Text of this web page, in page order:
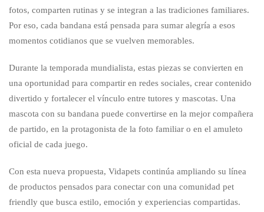
fotos, comparten rutinas y se integran a las tradiciones familiares.
Por eso, cada bandana está pensada para sumar alegría a esos
momentos cotidianos que se vuelven memorables.
Durante la temporada mundialista, estas piezas se convierten en
una oportunidad para compartir en redes sociales, crear contenido
divertido y fortalecer el vínculo entre tutores y mascotas. Una
mascota con su bandana puede convertirse en la mejor compañera
de partido, en la protagonista de la foto familiar o en el amuleto
oficial de cada juego.
Con esta nueva propuesta, Vidapets continúa ampliando su línea
de productos pensados para conectar con una comunidad pet
friendly que busca estilo, emoción y experiencias compartidas.